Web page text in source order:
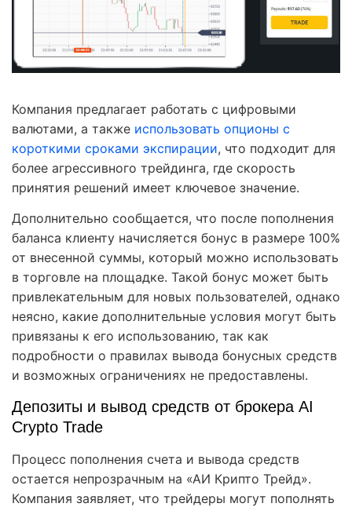
Компания предлагает работать с цифровыми
валютами, а также использовать опционы с
короткими сроками экспирации, что подходит для
более агрессивного трейдинга, где скорость
принятия решений имеет ключевое значение.
Дополнительно сообщается, что после пополнения
баланса клиенту начисляется бонус в размере 100%
от внесенной суммы, который можно использовать
в торговле на площадке. Такой бонус может быть
привлекательным для новых пользователей, однако
неясно, какие дополнительные условия могут быть
привязаны к его использованию, так как
подробности о правилах вывода бонусных средств
и возможных ограничениях не предоставлены.
Депозиты и вывод средств от брокера AI
Crypto Trade
Процесс пополнения счета и вывода средств
остается непрозрачным на «АИ Крипто Трейд».
Компания заявляет, что трейдеры могут пополнять